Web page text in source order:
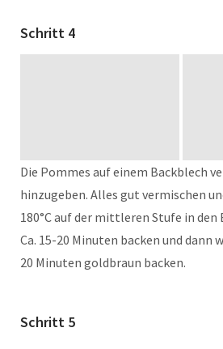
Schritt 4
Die Pommes auf einem Backblech
hinzugeben. Alles gut vermischen
180°C auf der mittleren Stufe in den
Ca. 15-20 Minuten backen und dann
20 Minuten goldbraun backen.
Schritt 5